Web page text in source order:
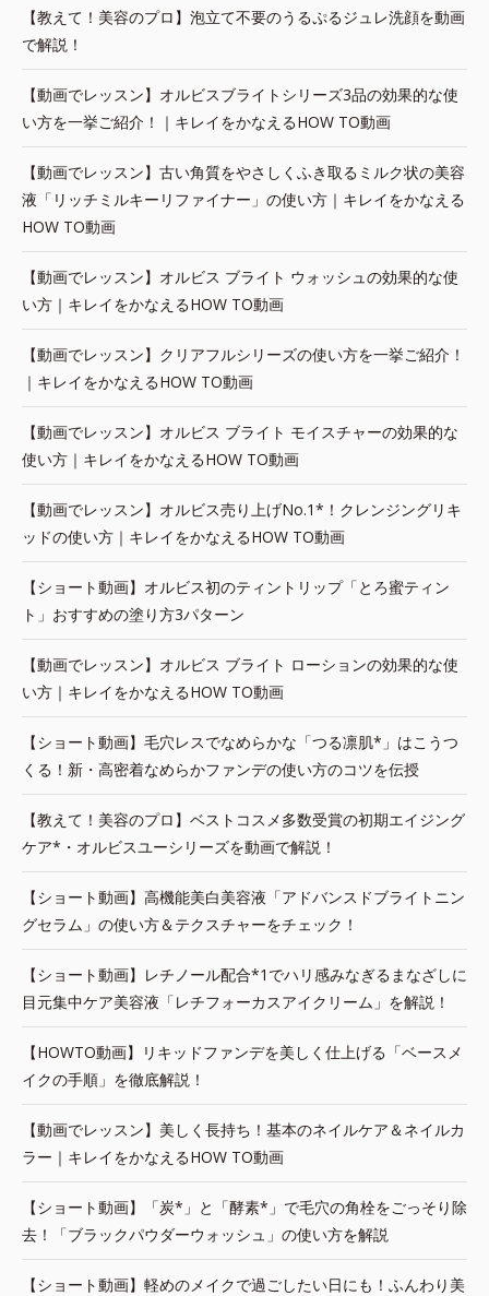
【教えて！美容のプロ】泡立て不要のうるぷるジュレ洗顔を動画
で解説！
【動画でレッスン】オルビスブライトシリーズ3品の効果的な使
い方を一挙ご紹介！｜キレイをかなえるHOW TO動画
【動画でレッスン】古い角質をやさしくふき取るミルク状の美容
液「リッチミルキーリファイナー」の使い方｜キレイをかなえる
HOW TO動画
【動画でレッスン】オルビス ブライト ウォッシュの効果的な使
い方｜キレイをかなえるHOW TO動画
【動画でレッスン】クリアフルシリーズの使い方を一挙ご紹介！
｜キレイをかなえるHOW TO動画
【動画でレッスン】オルビス ブライト モイスチャーの効果的な
使い方｜キレイをかなえるHOW TO動画
【動画でレッスン】オルビス売り上げNo.1*！クレンジングリキ
ッドの使い方｜キレイをかなえるHOW TO動画
【ショート動画】オルビス初のティントリップ「とろ蜜ティン
ト」おすすめの塗り方3パターン
【動画でレッスン】オルビス ブライト ローションの効果的な使
い方｜キレイをかなえるHOW TO動画
【ショート動画】毛穴レスでなめらかな「つる凛肌*」はこうつ
くる！新・高密着なめらかファンデの使い方のコツを伝授
【教えて！美容のプロ】ベストコスメ多数受賞の初期エイジング
ケア*・オルビスユーシリーズを動画で解説！
【ショート動画】高機能美白美容液「アドバンスドブライトニン
グセラム」の使い方＆テクスチャーをチェック！
【ショート動画】レチノール配合*1でハリ感みなぎるまなざしに
目元集中ケア美容液「レチフォーカスアイクリーム」を解説！
【HOWTO動画】リキッドファンデを美しく仕上げる「ベースメ
イクの手順」を徹底解説！
【動画でレッスン】美しく長持ち！基本のネイルケア＆ネイルカ
ラー｜キレイをかなえるHOW TO動画
【ショート動画】「炭*」と「酵素*」で毛穴の角栓をごっそり除
去！「ブラックパウダーウォッシュ」の使い方を解説
【ショート動画】軽めのメイクで過ごしたい日にも！ふんわり美